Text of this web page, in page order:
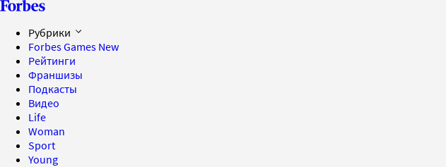
Рубрики
Forbes Games New
Рейтинги
Франшизы
Подкасты
Видео
Life
Woman
Sport
Young